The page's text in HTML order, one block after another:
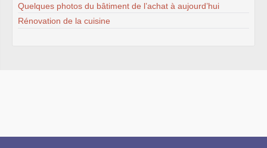
Quelques photos du bâtiment de l’achat à aujourd’hui
Rénovation de la cuisine